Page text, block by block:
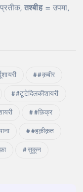
तश्बीह= उपमा,
#क़बीर
#टूटेदिलकीशायरी
#फ़िक्र
#हक़ीक़त
सुकून